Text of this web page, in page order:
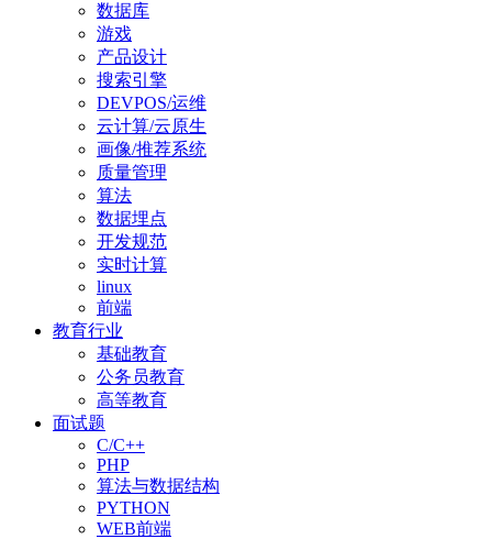
数据库
游戏
产品设计
搜索引擎
DEVPOS/运维
云计算/云原生
画像/推荐系统
质量管理
算法
数据埋点
开发规范
实时计算
linux
前端
教育行业
基础教育
公务员教育
高等教育
面试题
C/C++
PHP
算法与数据结构
PYTHON
WEB前端